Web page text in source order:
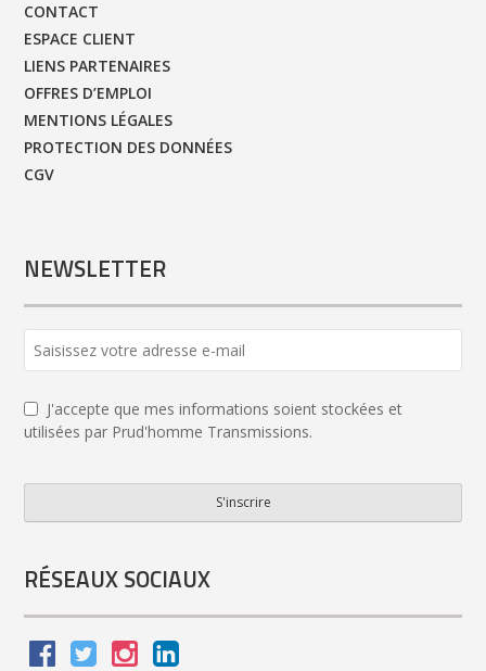
CONTACT
ESPACE CLIENT
LIENS PARTENAIRES
OFFRES D’EMPLOI
MENTIONS LÉGALES
PROTECTION DES DONNÉES
CGV
NEWSLETTER
J'accepte que mes informations soient stockées et
utilisées par Prud'homme Transmissions.
S'inscrire
Website *
RÉSEAUX SOCIAUX